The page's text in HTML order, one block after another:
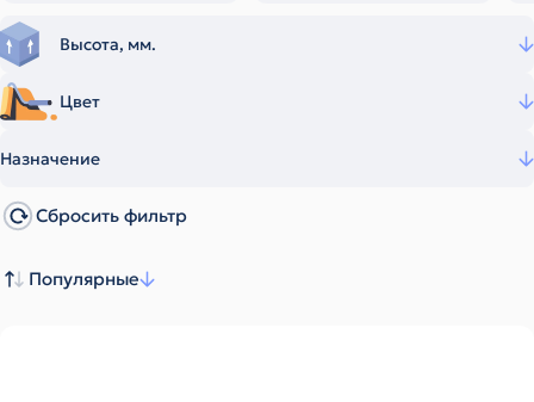
Высота, мм.
Цвет
Назначение
Сбросить фильтр
Популярные